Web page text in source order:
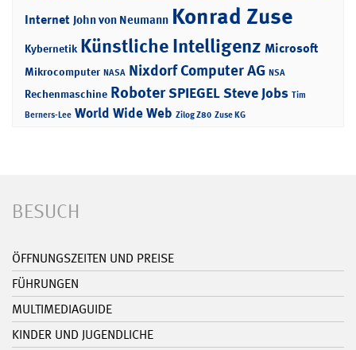
Internet John von Neumann Konrad Zuse
Kybernetik Künstliche Intelligenz Microsoft
Mikrocomputer NASA Nixdorf Computer AG NSA
Rechenmaschine RoboterSPIEGELSteve Jobs Tim
Berners-Lee World Wide Web Zilog Z80 Zuse KG
BESUCH
ÖFFNUNGSZEITEN UND PREISE
FÜHRUNGEN
MULTIMEDIAGUIDE
KINDER UND JUGENDLICHE